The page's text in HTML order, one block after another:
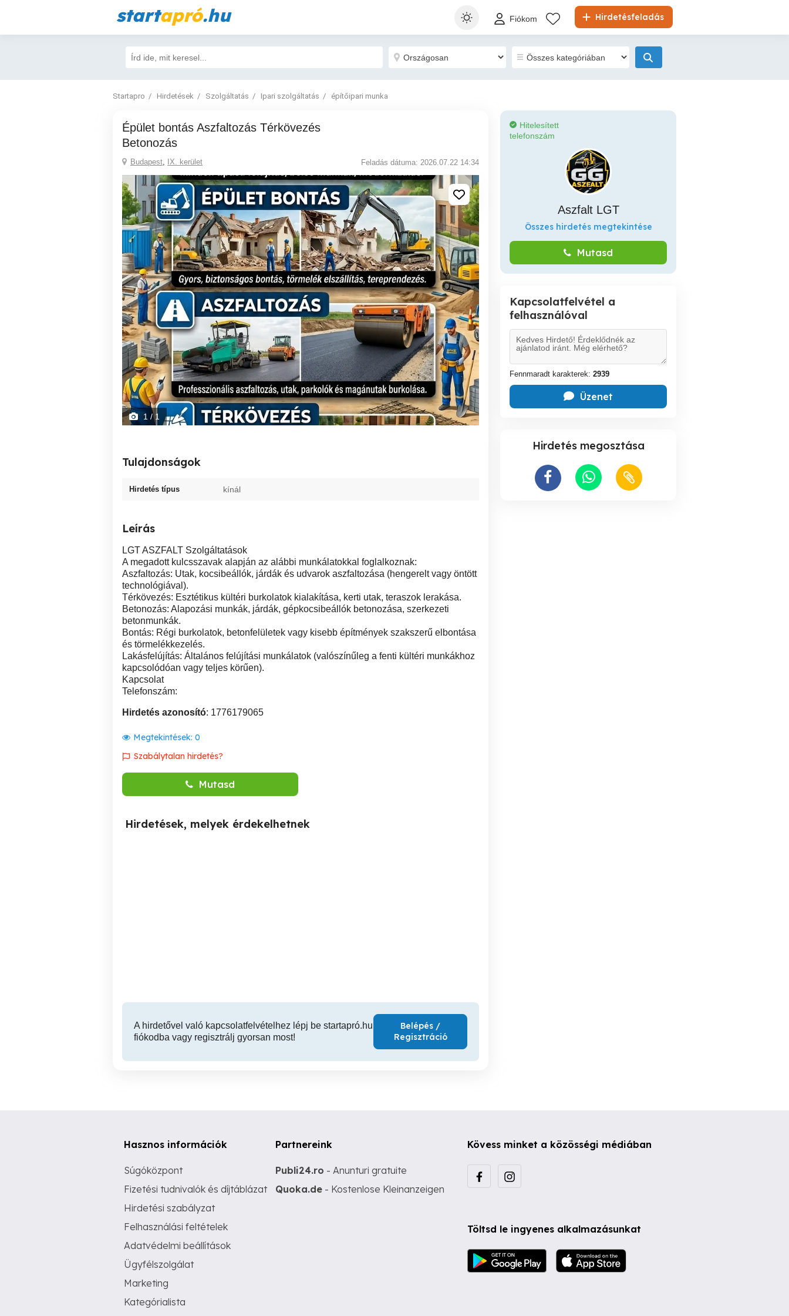
startapró.hu Hirdetésfeladás
Fiókom
Startapro Hirdetések Szolgáltatás Ipari szolgáltatás építőipari munka
Épület bontás Aszfaltozás Térkövezés
Betonozás
Budapest, IX. kerület Feladás dátuma: 2026.07.22 14:34
1 / 1
Tulajdonságok
Hirdetés típus kínál
Leírás
LGT ASZFALT Szolgáltatások
A megadott kulcsszavak alapján az alábbi munkálatokkal foglalkoznak:
Aszfaltozás: Utak, kocsibeállók, járdák és udvarok aszfaltozása (hengerelt vagy öntött
technológiával).
Térkövezés: Esztétikus kültéri burkolatok kialakítása, kerti utak, teraszok lerakása.
Betonozás: Alapozási munkák, járdák, gépkocsibeállók betonozása, szerkezeti
betonmunkák.
Bontás: Régi burkolatok, betonfelületek vagy kisebb építmények szakszerű elbontása
és törmelékkezelés.
Lakásfelújítás: Általános felújítási munkálatok (valószínűleg a fenti kültéri munkákhoz
kapcsolódóan vagy teljes körűen).
Kapcsolat
Telefonszám:
Hirdetés azonosító: 1776179065
Megtekintések: 0
Szabálytalan hirdetés?
Mutasd
Hirdetések, melyek érdekelhetnek
A hirdetővel való kapcsolatfelvételhez lépj be startapró.hu
fiókodba vagy regisztrálj gyorsan most!
Belépés /
Regisztráció
Hitelesített
telefonszám
Aszfalt LGT
Összes hirdetés megtekintése
Mutasd
Kapcsolatfelvétel a
felhasználóval
Fennmaradt karakterek: 2939
Üzenet
Hirdetés megosztása
Hasznos információk
Súgóközpont
Fizetési tudnivalók és díjtáblázat
Hirdetési szabályzat
Felhasználási feltételek
Adatvédelmi beállítások
Ügyfélszolgálat
Marketing
Kategórialista
Partnereink
Publi24.ro - Anunturi gratuite
Quoka.de - Kostenlose Kleinanzeigen
Kövess minket a közösségi médiában
Töltsd le ingyenes alkalmazásunkat